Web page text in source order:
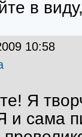
в
10:58
Я
и сама